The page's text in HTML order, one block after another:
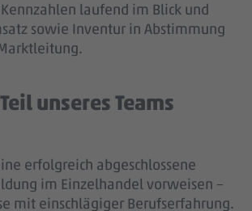
laufend im Blick und
sowie Inventur in Abstimmung
unseres Teams
erfolgreich abgeschlossene
im Einzelhandel vorweisen –
mit einschlägiger Berufserfahrung.